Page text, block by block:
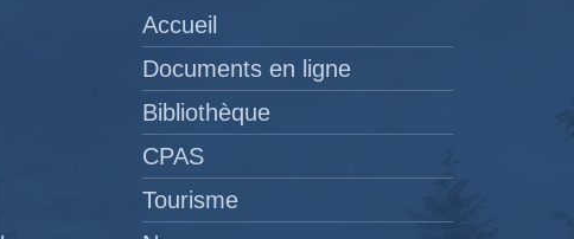
Accueil
Documents en ligne
Bibliothèque
CPAS
Tourisme